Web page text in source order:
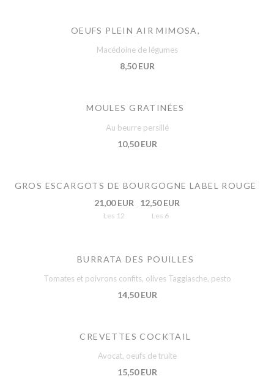
OEUFS PLEIN AIR MIMOSA,
Macédoine de légumes
8,50 EUR
MOULES GRATINÉES
Au beurre persillé
10,50 EUR
GROS ESCARGOTS DE BOURGOGNE LABEL ROUGE
21,00 EUR
Les 12
12,50 EUR
Les 6
BURRATA DES POUILLES
Tomates et poivrons confits, olives Taggiasche, pesto
14,50 EUR
CREVETTES COCKTAIL
Avocat, oeufs de truite
15,50 EUR